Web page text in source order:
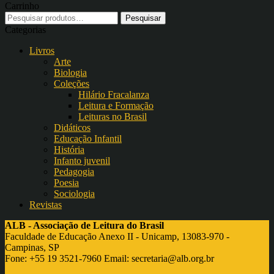
Carrinho
Pesquisar
por:
Categorias
Livros
Arte
Biologia
Coleções
Hilário Fracalanza
Leitura e Formação
Leituras no Brasil
Didáticos
Educação Infantil
História
Infanto juvenil
Pedagogia
Poesia
Sociologia
Revistas
ALB - Associação de Leitura do Brasil
Faculdade de Educação Anexo II - Unicamp, 13083-970 -
Campinas, SP
Fone: +55 19 3521-7960 Email: secretaria@alb.org.br